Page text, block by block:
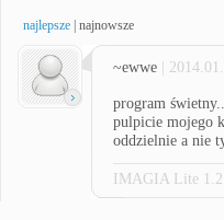
najlepsze najnowsze
~ewwe |
program
pulpicie mojego
oddzielnie a nie
IMAGIA Lite